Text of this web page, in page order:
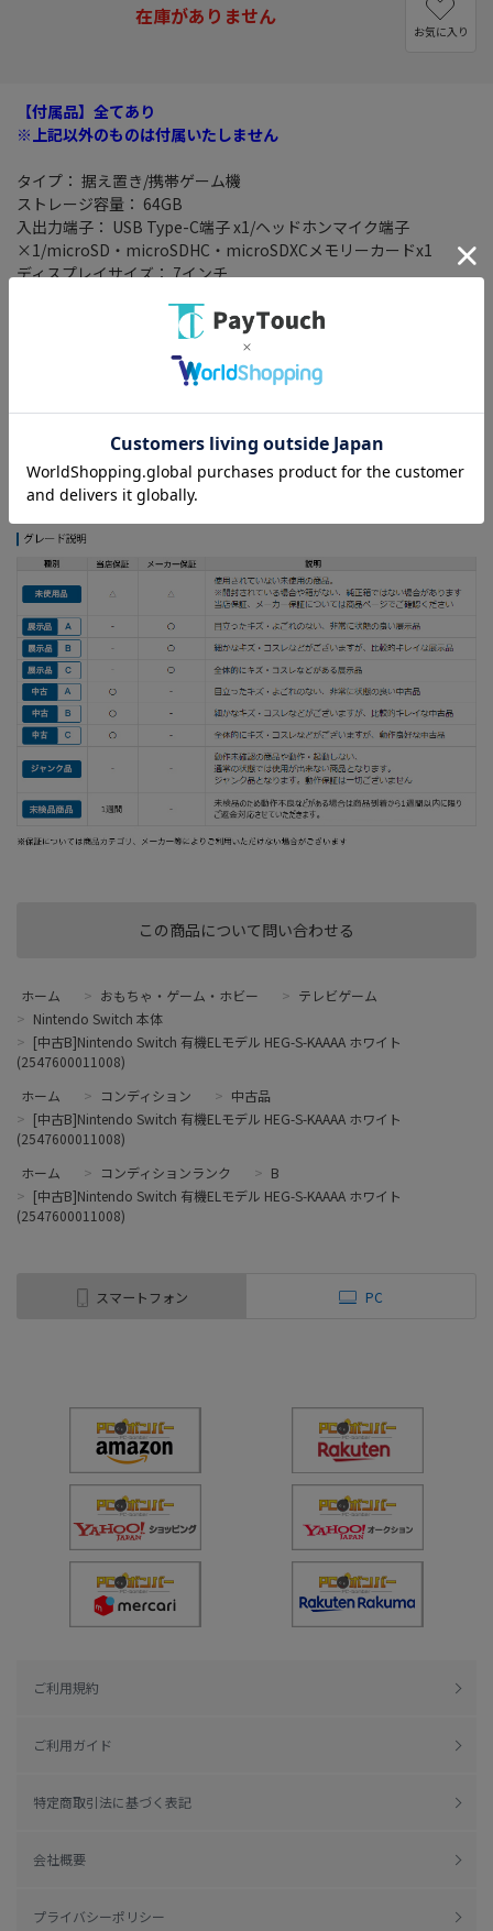
この商品について問い合わせる
在庫がありません
お気に入り
【付属品】全てあり
※上記以外のものは付属いたしません
タイプ： 据え置き/携帯ゲーム機
ストレージ容量： 64GB
入出力端子： USB Type-C端子 x1/ヘッドホンマイク端子
×1/microSD・microSDHC・microSDXCメモリーカードx1
ディスプレイサイズ： 7インチ
充電時間： 約3時間※本体をスリープして充電したときの時間で
サイズ： 縦102mm×横242mm×厚さ13.9mm(Joy-Con取り付
け時)※最大の厚さは28.4mm
重量： 約320g(Joy-Con取り付け時 約420g)
※細かなキズ・コスレなどがございますが、比較的キレイな中古
品です。【付属品】全てあり
ホーム > おもちゃ・ゲーム・ホビー > テレビゲーム
> Nintendo Switch 本体
> [中古B]Nintendo Switch 有機ELモデル HEG-S-KAAAA ホワイト
(2547600011008)
ホーム
> コンディション > 中古品
> [中古B]Nintendo Switch 有機ELモデル HEG-S-KAAAA ホワイト
(2547600011008)
ホーム
> コンディションランク > B
> [中古B]Nintendo Switch 有機ELモデル HEG-S-KAAAA ホワイト
(2547600011008)
スマートフォン PC
ご利用規約
ご利用ガイド
特定商取引法に基づく表記
会社概要
プライバシーポリシー